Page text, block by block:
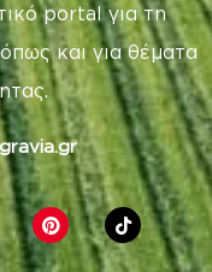
portal για τη
και για θέματα